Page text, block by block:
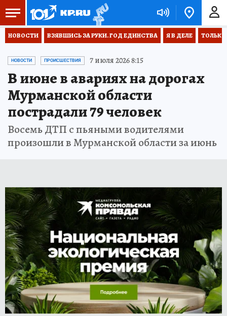
НОВОСТИ ВЗЯВШИСЬ ЗА РУКИ. ГОД ЕДИНСТВА Я В ДЕЛЕ ТОЛЬКО
НОВОСТИ ПРОИСШЕСТВИЯ 7 июля 2026 8:15
В июне в авариях на дорогах
Мурманской области
пострадали 79 человек
Восемь ДТП с пьяными водителями
произошли в Мурманской области за июнь